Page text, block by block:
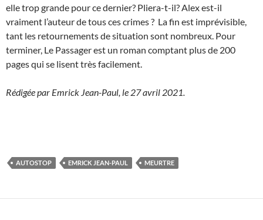
elle trop grande pour ce dernier? Pliera-t-il? Alex est-il
vraiment l’auteur de tous ces crimes ? La fin est imprévisible,
tant les retournements de situation sont nombreux. Pour
terminer, Le Passager est un roman comptant plus de 200
pages qui se lisent très facilement.
Rédigée par Emrick Jean-Paul, le 27 avril 2021.
AUTOSTOP EMRICK JEAN-PAUL MEURTRE